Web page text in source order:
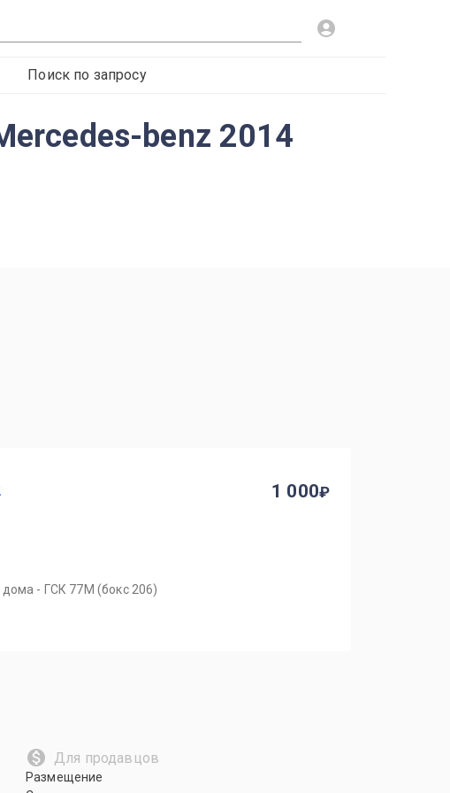
Поиск по запросу
benz 2014
дома - ГСК 77М (бокс 206)
1 000
Для продавцов
Размещение